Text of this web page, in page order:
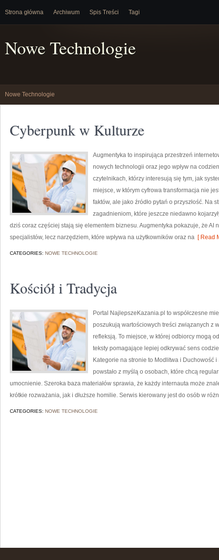
Strona główna Archiwum Spis Treści Tagi
Nowe Technologie
Nowe Technologie
Cyberpunk w Kulturze
Augmentyka to inspirująca przestrzeń
nowych technologii oraz jego wpływ na
czytelnikach, którzy interesują się tym, jak
miejsce, w którym cyfrowa transformacja nie
faktów, ale jako źródło pytań o przyszłość. Na
zagadnieniom, które jeszcze niedawno
dziś coraz częściej stają się elementem biznesu. Augmentyka pokazuje, że AI
specjalistów, lecz narzędziem, które wpływa na użytkowników oraz na [ Read
CATEGORIES: NOWE TECHNOLOGIE
Kościół i Tradycja
Portal NajlepszeKazania.pl to współczesne
poszukują wartościowych treści związanych z
refleksją. To miejsce, w której odbiorcy mogą
teksty pomagające lepiej odkrywać sens
Kategorie na stronie to Modlitwa i Duchowość
powstało z myślą o osobach, które chcą
umocnienie. Szeroka baza materiałów sprawia, że każdy internauta może
krótkie rozważania, jak i dłuższe homilie. Serwis kierowany jest do osób w
CATEGORIES: NOWE TECHNOLOGIE